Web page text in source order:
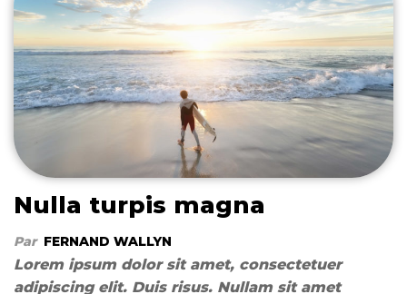
Nulla turpis magna
Par FERNAND WALLYN
Lorem ipsum dolor sit amet, consectetuer
adipiscing elit. Duis risus. Nullam sit amet